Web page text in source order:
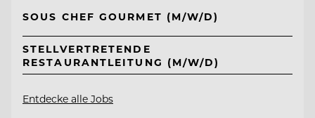
SOUS CHEF GOURMET (M/W/D)
STELLVERTRETENDE
RESTAURANTLEITUNG (M/W/D)
Entdecke alle Jobs